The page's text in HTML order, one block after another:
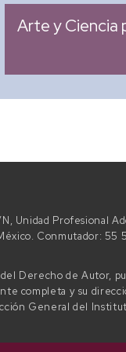
Arte y Ciencia
Unidad Profesional
Conmutador:
Derecho de Autor,
completa y su
General del